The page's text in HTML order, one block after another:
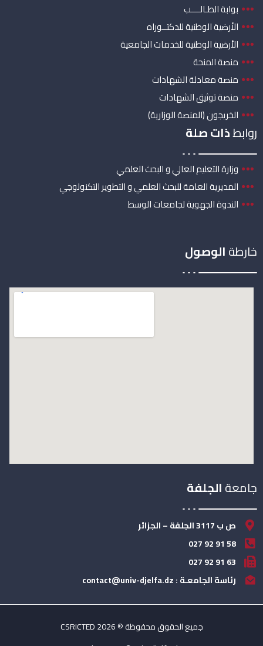
بوابة الطـالــــب
الأرضية الوطنية للدكتــوراه
الأرضية الوطنية للخدمات الجامعية
منصة المنحة
منصة معادلة الشهادات
منصة توثيق الشهادات
الخريجون (المنصة الوزارية)
روابطذات صلة
وزارة التعليم العالي و البحث العلمي
المديرية العامة للبحث العلمي و التطوير التكنولوجي
الندوة الجهوية لجامعات الوسط
خارطةالوصول
جامعةالجلفة
ص ب 3117 الجلفة – الجزائر
58 91 92 027
63 91 92 027
رئاسة الجامعـة : contact@univ-djelfa.dz
جميع الحقوق محفوظة © 2026 CSRICTED